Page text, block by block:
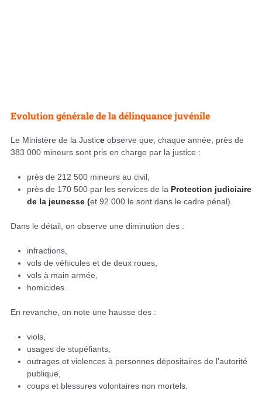
Evolution générale de la délinquance juvénile
Le Ministère de la Justice observe que, chaque année, près de
383 000 mineurs sont pris en charge par la justice :
près de 212 500 mineurs au civil,
près de 170 500 par les services de la Protection judiciaire
de la jeunesse (et 92 000 le sont dans le cadre pénal).
Dans le détail, on observe une diminution des :
infractions,
vols de véhicules et de deux roues,
vols à main armée,
homicides.
En revanche, on note une hausse des :
viols,
usages de stupéfiants,
outrages et violences à personnes dépositaires de l'autorité
publique,
coups et blessures volontaires non mortels.